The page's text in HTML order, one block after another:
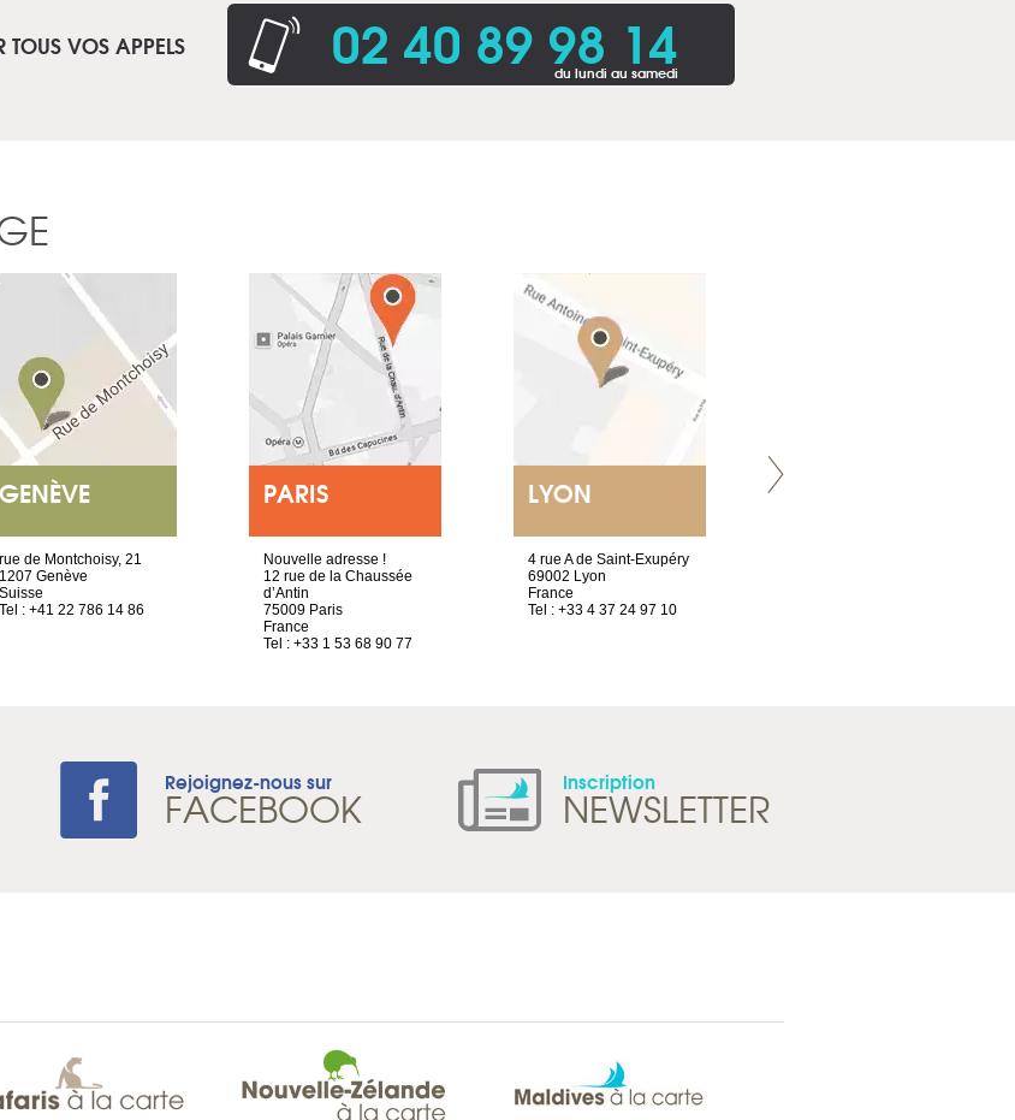
TOUS VOS APPELS 02 40 89 98 14
du lundi au samedi
GENÈVE
rue de Montchoisy, 21
1207 Genève
Suisse
Tel : +41 22 786 14 86
PARIS
Nouvelle adresse !
12 rue de la Chaussée
d’Antin
75009 Paris
France
Tel : +33 1 53 68 90 77
LYON
4 rue A de Saint-Exupéry
69002 Lyon
France
Tel : +33 4 37 24 97 10
Rejoignez-nous sur
FACEBOOK Inscription
NEWSLETTER